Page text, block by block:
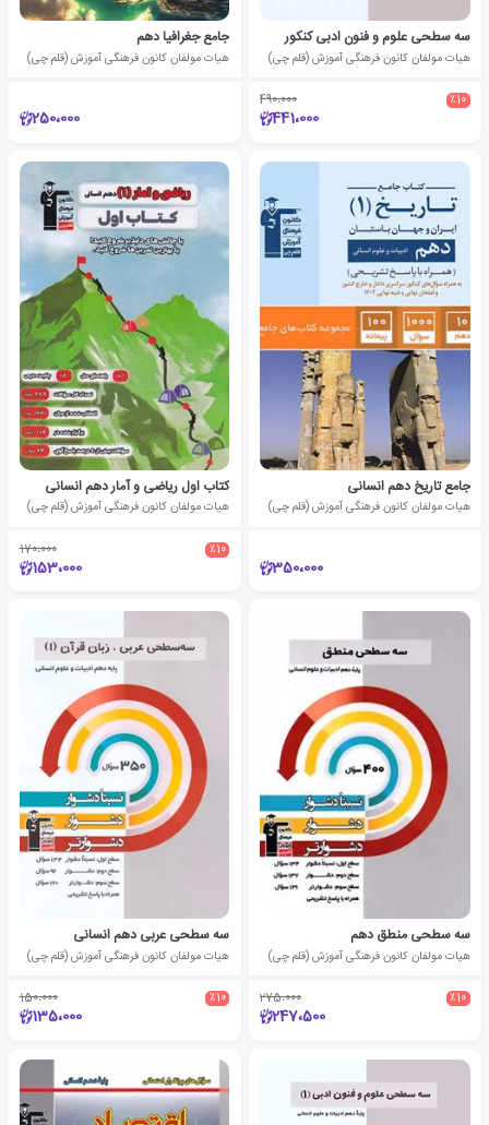
سه سطحی علوم و فنون ادبی کنکور
هیات مولفان کانون فرهنگی آموزش (قلم چی)
٪10 490،000
441،000
جامع جغرافیا دهم
هیات مولفان کانون فرهنگی آموزش (قلم چی)
250،000
جامع تاریخ دهم انسانی
هیات مولفان کانون فرهنگی آموزش (قلم چی)
350،000
کتاب اول ریاضی و آمار دهم انسانی
هیات مولفان کانون فرهنگی آموزش (قلم چی)
٪10 170،000
153،000
سه سطحی منطق دهم
هیات مولفان کانون فرهنگی آموزش (قلم چی)
٪10 275،000
247،500
سه سطحی عربی دهم انسانی
هیات مولفان کانون فرهنگی آموزش (قلم چی)
٪10 150،000
135،000